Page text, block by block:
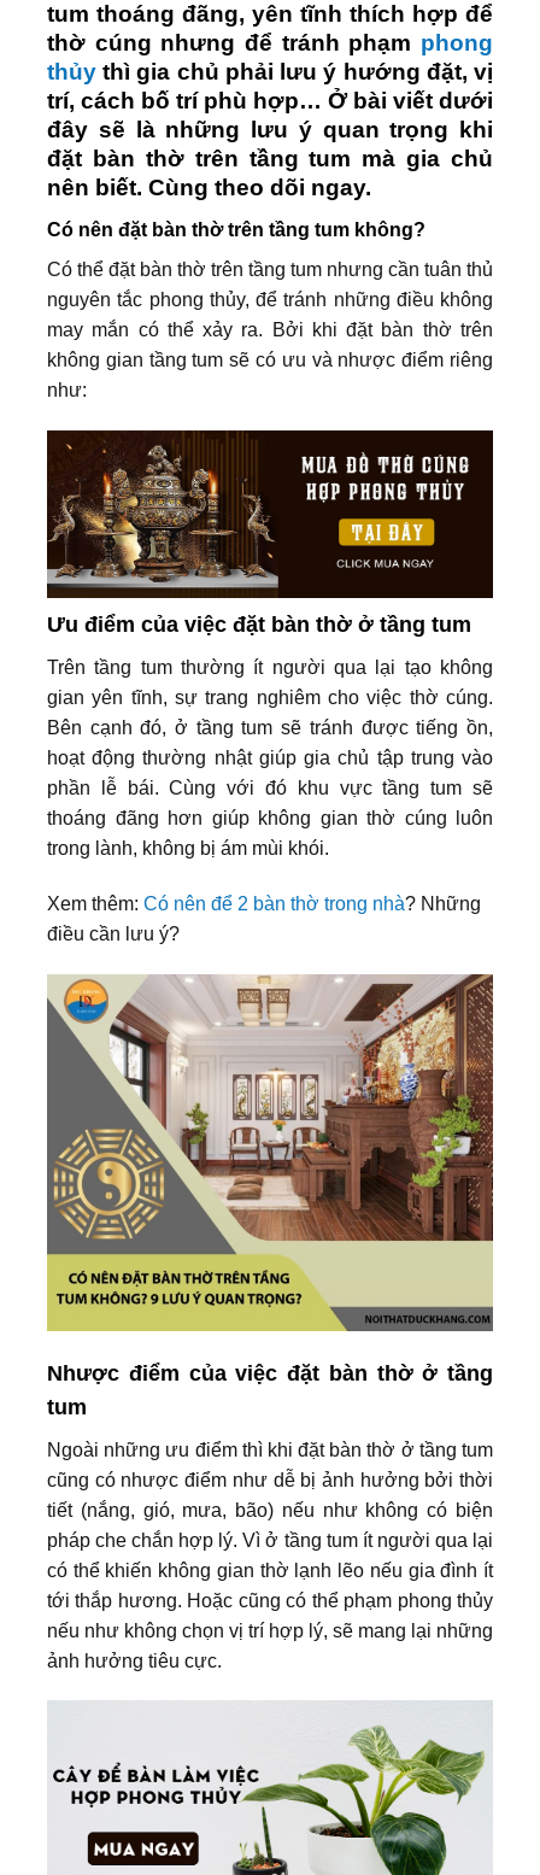
tum thoáng đãng, yên tĩnh thích hợp để
thờ cúng nhưng để tránh phạm phong
thủy thì gia chủ phải lưu ý hướng đặt, vị
trí, cách bố trí phù hợp… Ở bài viết dưới
đây sẽ là những lưu ý quan trọng khi
đặt bàn thờ trên tầng tum mà gia chủ
nên biết. Cùng theo dõi ngay.
Có nên đặt bàn thờ trên tầng tum không?
Có thể đặt bàn thờ trên tầng tum nhưng cần tuân thủ
nguyên tắc phong thủy, để tránh những điều không
may mắn có thể xảy ra. Bởi khi đặt bàn thờ trên
không gian tầng tum sẽ có ưu và nhược điểm riêng
như:
Ưu điểm của việc đặt bàn thờ ở tầng tum
Trên tầng tum thường ít người qua lại tạo không
gian yên tĩnh, sự trang nghiêm cho việc thờ cúng.
Bên cạnh đó, ở tầng tum sẽ tránh được tiếng ồn,
hoạt động thường nhật giúp gia chủ tập trung vào
phần lễ bái. Cùng với đó khu vực tầng tum sẽ
thoáng đãng hơn giúp không gian thờ cúng luôn
trong lành, không bị ám mùi khói.
Xem thêm: Có nên để 2 bàn thờ trong nhà? Những
điều cần lưu ý?
Nhược điểm của việc đặt bàn thờ ở tầng
tum
Ngoài những ưu điểm thì khi đặt bàn thờ ở tầng tum
cũng có nhược điểm như dễ bị ảnh hưởng bởi thời
tiết (nắng, gió, mưa, bão) nếu như không có biện
pháp che chắn hợp lý. Vì ở tầng tum ít người qua lại
có thể khiến không gian thờ lạnh lẽo nếu gia đình ít
tới thắp hương. Hoặc cũng có thể phạm phong thủy
nếu như không chọn vị trí hợp lý, sẽ mang lại những
ảnh hưởng tiêu cực.